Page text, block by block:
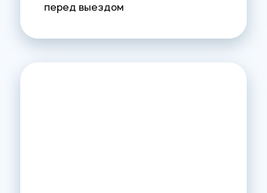
перед выездом